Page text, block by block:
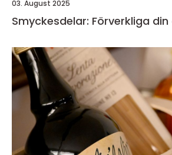
03. August 2025
Smyckesdelar: Förverkliga din